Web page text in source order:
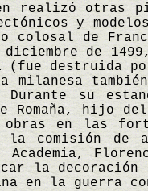
realizó
y
colosal de
de
destruida
Durante su
Romaña, hijo
obras en las
comisión de
Academia,
la
en la guerra